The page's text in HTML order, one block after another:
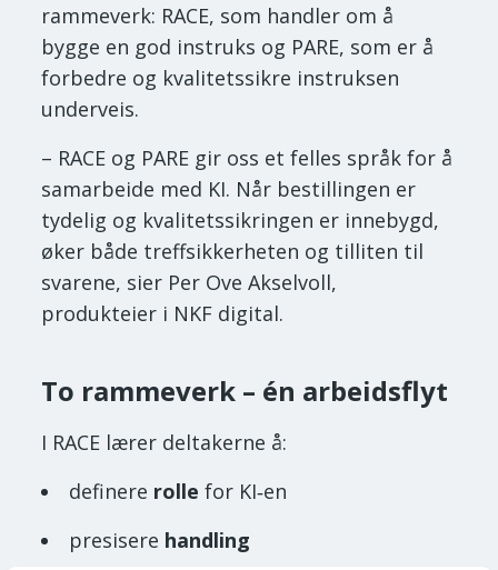
rammeverk: RACE, som handler om å
bygge en god instruks og PARE, som er å
forbedre og kvalitetssikre instruksen
underveis.
– RACE og PARE gir oss et felles språk for å
samarbeide med KI. Når bestillingen er
tydelig og kvalitetssikringen er innebygd,
øker både treffsikkerheten og tilliten til
svarene, sier Per Ove Akselvoll,
produkteier i NKF digital.
To rammeverk – én arbeidsflyt
I RACE lærer deltakerne å:
definere rolle for KI‑en
presisere handling